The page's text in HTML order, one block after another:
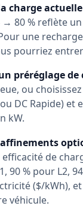
charge
→ 80 % reflète
une
pourriez
préréglage
ou
DC Rapide) et
kW.
efficacité de
90 % pour L2,
($/kWh),
véhicule.